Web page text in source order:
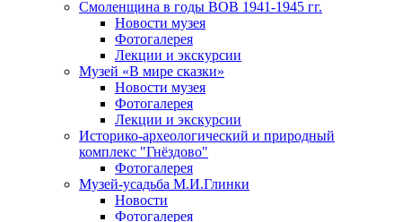
Смоленщина в годы ВОВ 1941-1945 гг.
Новости музея
Фотогалерея
Лекции и экскурсии
Музей «В мире сказки»
Новости музея
Фотогалерея
Лекции и экскурсии
Историко-археологический и природный
комплекс "Гнёздово"
Фотогалерея
Музей-усадьба М.И.Глинки
Новости
Фотогалерея